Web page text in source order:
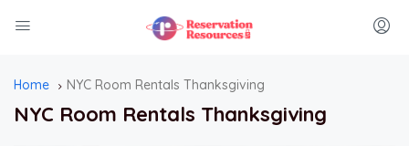
Home NYC Room Rentals Thanksgiving
NYC Room Rentals Thanksgiving